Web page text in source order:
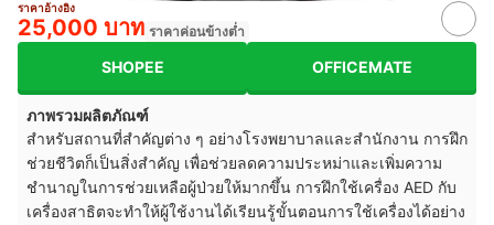
ราคาอ้างอิง
25,000 บาท ราคาค่อนข้างต่ำ
SHOPEE OFFICEMATE
ภาพรวมผลิตภัณฑ์
สำหรับสถานที่สำคัญต่าง ๆ อย่างโรงพยาบาลและสำนักงาน การฝึก
ช่วยชีวิตก็เป็นสิ่งสำคัญ เพื่อช่วยลดความประหม่าและเพิ่มความ
ชำนาญในการช่วยเหลือผู้ป่วยให้มากขึ้น การฝึกใช้เครื่อง AED กับ
เครื่องสาธิตจะทำให้ผู้ใช้งานได้เรียนรู้ขั้นตอนการใช้เครื่องได้อย่าง